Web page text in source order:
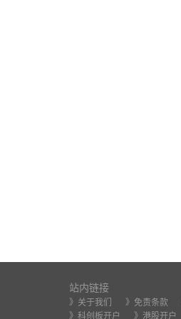
站内链接
》关于我们 》免责条款
》科创板开户
》港股开户